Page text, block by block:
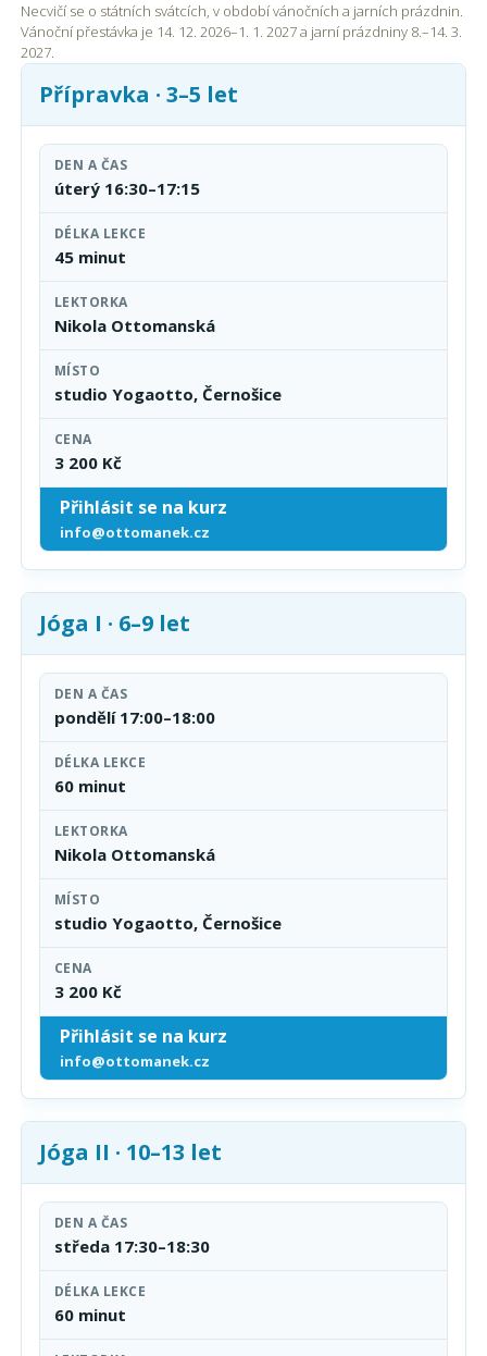
Necvičí se o státních svátcích, v období vánočních a jarních prázdnin.
Vánoční přestávka je 14. 12. 2026–1. 1. 2027 a jarní prázdniny 8.–14. 3.
2027.
Přípravka · 3–5 let
DEN A ČAS
úterý 16:30–17:15
DÉLKA LEKCE
45 minut
LEKTORKA
Nikola Ottomanská
MÍSTO
studio Yogaotto, Černošice
CENA
3 200 Kč
Přihlásit se na kurz
info@ottomanek.cz
Jóga I · 6–9 let
DEN A ČAS
pondělí 17:00–18:00
DÉLKA LEKCE
60 minut
LEKTORKA
Nikola Ottomanská
MÍSTO
studio Yogaotto, Černošice
CENA
3 200 Kč
Přihlásit se na kurz
info@ottomanek.cz
Jóga II · 10–13 let
DEN A ČAS
středa 17:30–18:30
DÉLKA LEKCE
60 minut